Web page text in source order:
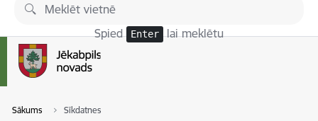
Pāriet uz lapas saturu
Spied Enter lai meklētu
Sākums Sīkdatnes